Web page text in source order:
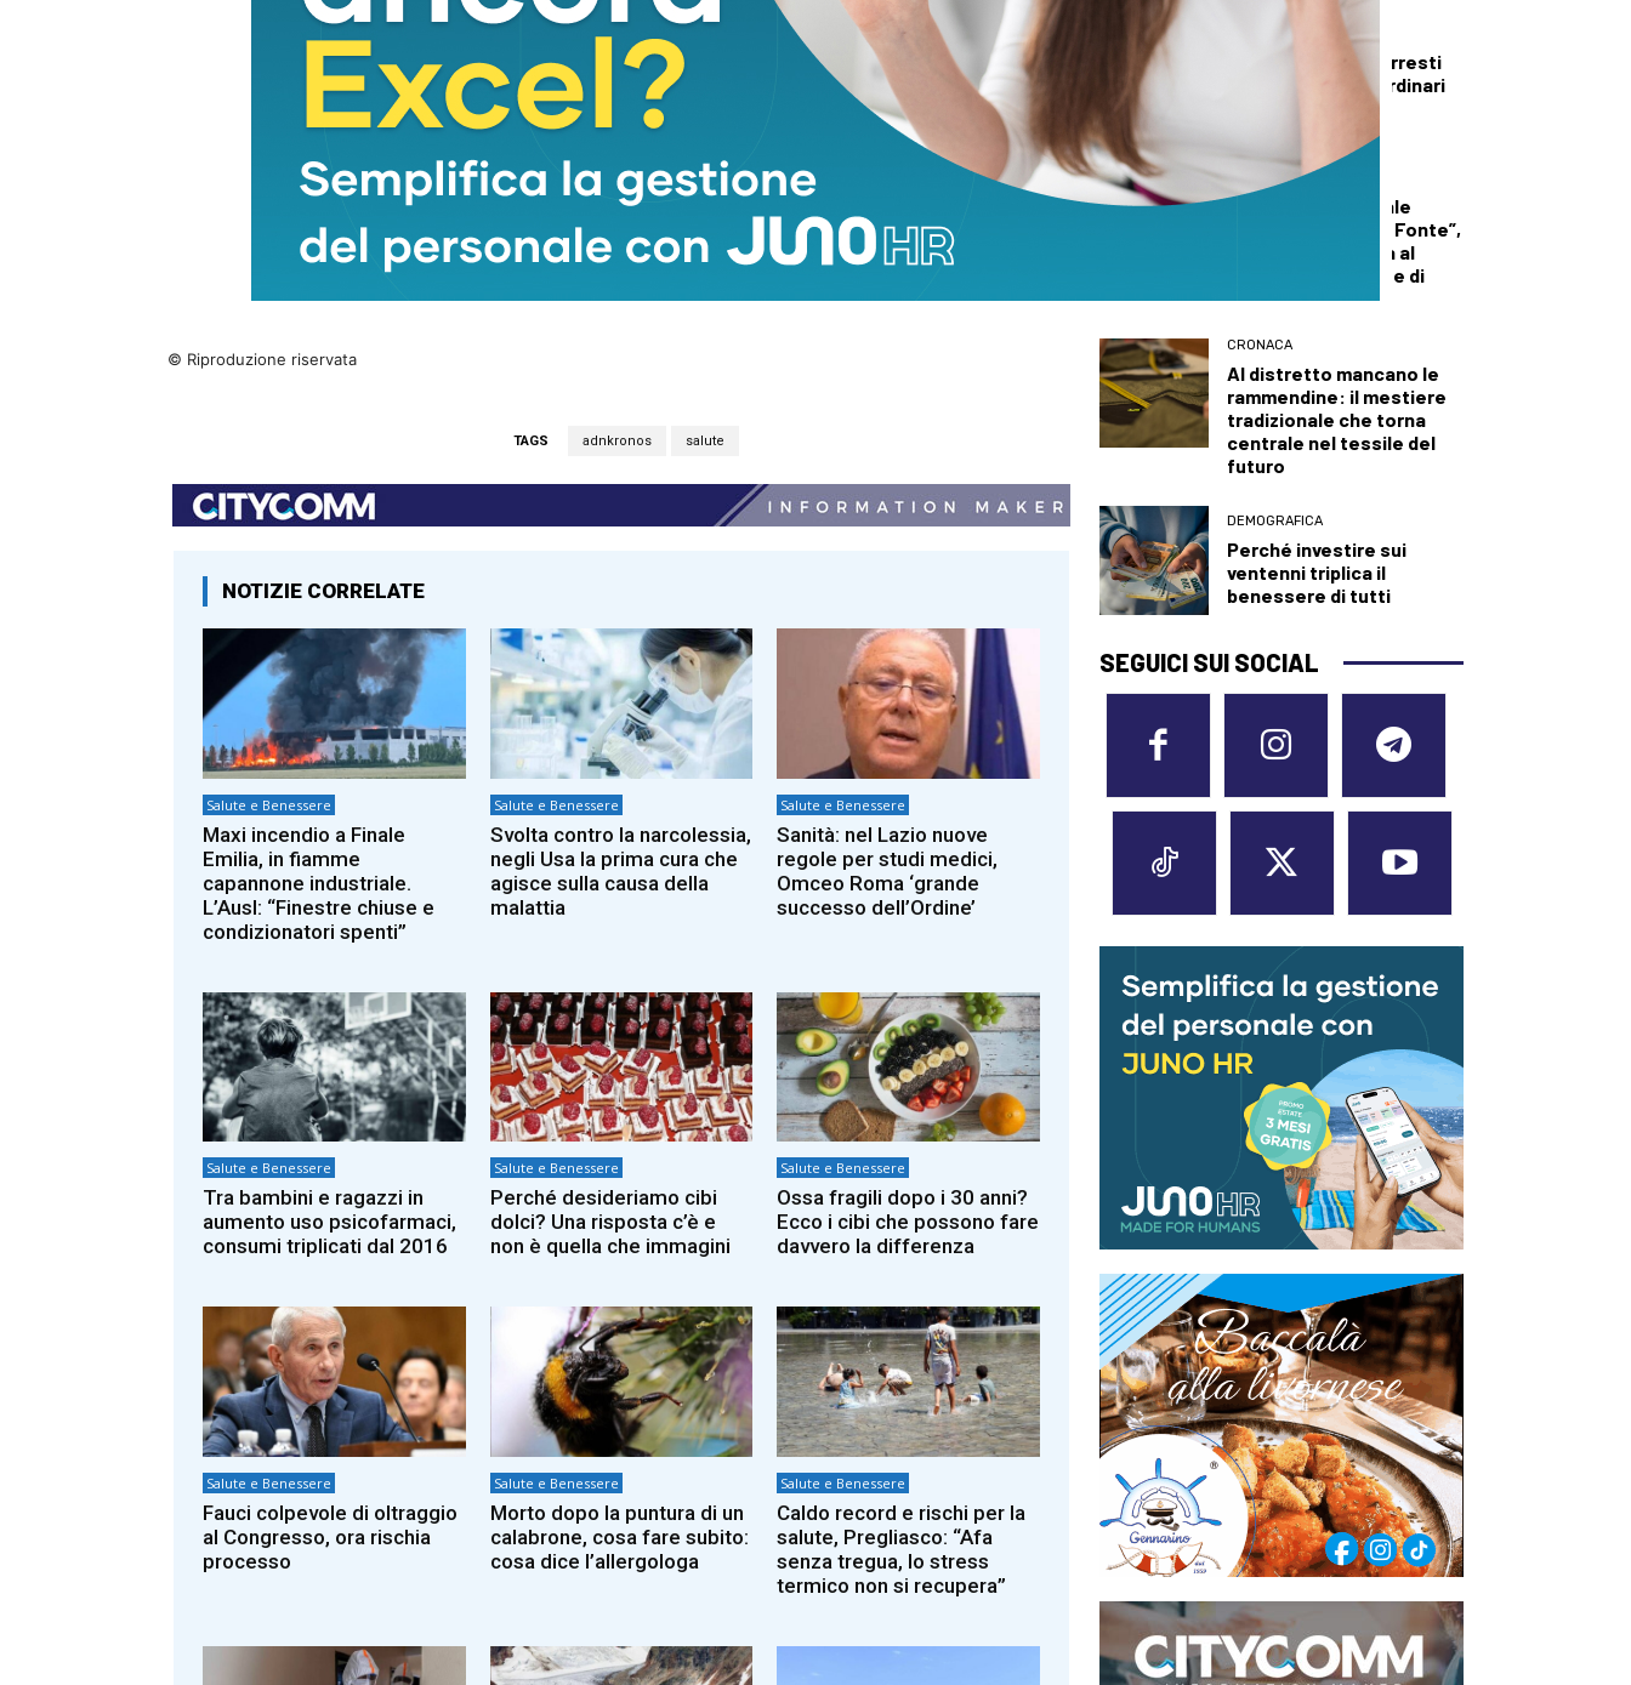
© Riproduzione riservata
TAGS adnkronos salute
NOTIZIE CORRELATE
Salute e Benessere
Maxi incendio a Finale
Emilia, in fiamme
capannone industriale.
L’Ausl: “Finestre chiuse e
condizionatori spenti”
Salute e Benessere
Svolta contro la narcolessia,
negli Usa la prima cura che
agisce sulla causa della
malattia
Salute e Benessere
Sanità: nel Lazio nuove
regole per studi medici,
Omceo Roma ‘grande
successo dell’Ordine’
Salute e Benessere
Tra bambini e ragazzi in
aumento uso psicofarmaci,
consumi triplicati dal 2016
Salute e Benessere
Perché desideriamo cibi
dolci? Una risposta c’è e
non è quella che immagini
Salute e Benessere
Ossa fragili dopo i 30 anni?
Ecco i cibi che possono fare
davvero la differenza
Salute e Benessere
Fauci colpevole di oltraggio
al Congresso, ora rischia
processo
Salute e Benessere
Morto dopo la puntura di un
calabrone, cosa fare subito:
cosa dice l’allergologa
Salute e Benessere
Caldo record e rischi per la
salute, Pregliasco: “Afa
senza tregua, lo stress
termico non si recupera”
Polizia a Prato, 4 arresti
nei controlli straordinari
settimane di luglio
CULTURA ED EVENTI
Biblioteca comunale
“Bartolomeo Della Fonte”,
gli orari di apertura al
pubblico per il mese di
agosto
CRONACA
Al distretto mancano le
rammendine: il mestiere
tradizionale che torna
centrale nel tessile del
futuro
DEMOGRAFICA
Perché investire sui
ventenni triplica il
benessere di tutti
SEGUICI SUI SOCIAL